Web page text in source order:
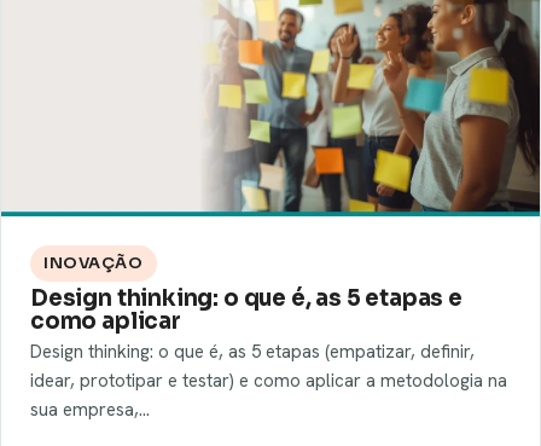
INOVAÇÃO
Design thinking: o que é, as 5 etapas e
como aplicar
Design thinking: o que é, as 5 etapas (empatizar, definir,
idear, prototipar e testar) e como aplicar a metodologia na
sua empresa,…